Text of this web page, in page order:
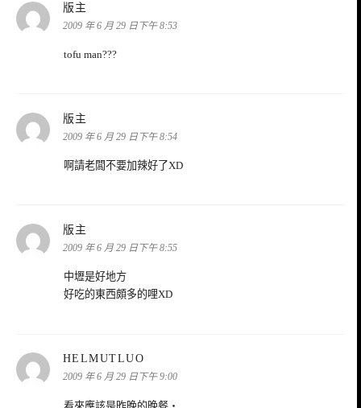
版主
示:
2009 年 6 月 29 日下午 8:53
tofu man???
版主
示:
2009 年 6 月 29 日下午 8:54
啊請老闆不要加辣好了XD
版主
示:
2009 年 6 月 29 日下午 8:55
中壢是好地方
好吃的東西頗多的哩XD
HELMUTLUO
示:
2009 年 6 月 29 日下午 9:00
看來應該是昨晚的晚餐‧